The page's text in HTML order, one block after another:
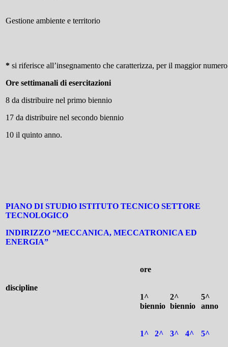
Gestione ambiente e territorio
* si riferisce all’insegnamento che caratterizza, per il maggior
Ore settimanali di esercitazioni
8 da distribuire nel primo biennio
17 da distribuire nel secondo biennio
10 il quinto anno.
PIANO DI STUDIO ISTITUTO TECNICO SETTORE
TECNOLOGICO
INDIRIZZO “MECCANICA, MECCATRONICA ED
ENERGIA”
discipline
ore
1^
biennio
2^
biennio
5^
anno
1^ 2^ 3^ 4^ 5^